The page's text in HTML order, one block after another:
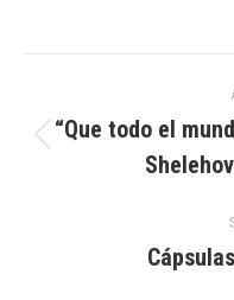
entre
“Que todo el